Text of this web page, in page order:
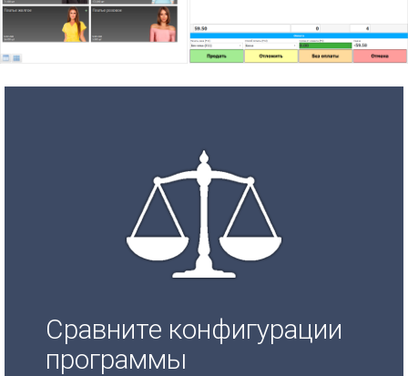
Сравните конфигурации
программы